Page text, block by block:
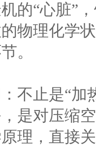
的“心脏”
物理化学
。
不止是“加
是对压缩
理，直接